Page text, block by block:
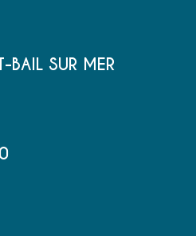
BAIL SUR MER